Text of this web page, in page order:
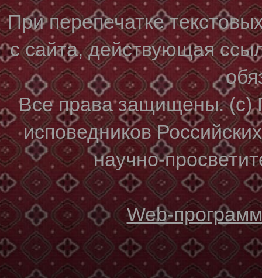
При перепечатке
с сайта, действующая
Все права защищены. (с)
исповедников
научно-
Web-